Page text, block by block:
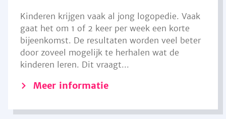
Kinderen krijgen vaak al jong logopedie. Vaak
gaat het om 1 of 2 keer per week een korte
bijeenkomst. De resultaten worden veel beter
door zoveel mogelijk te herhalen wat de
kinderen leren. Dit vraagt...
Meer informatie